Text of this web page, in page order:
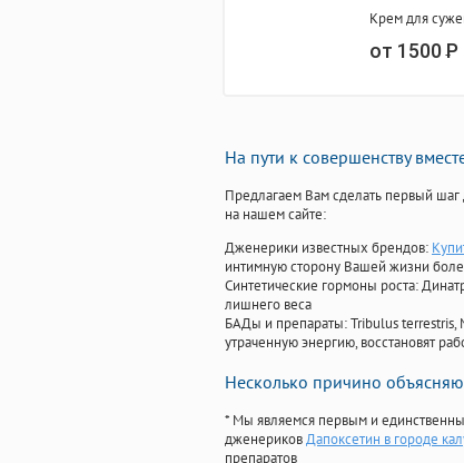
Крем для
от 1500Р
На пути к совершенству
Предлагаем Вам сделать первый
на нашем сайте:
Дженерики известных брендов:
интимную сторону Вашей жизни
Синтетические гормоны роста:
лишнего веса
БАДы и препараты:Tribulus terrestris,
утраченную энергию, восстановят
Несколько причино
* Мы являемся первым и
дженериковДапоксетин в городе
препаратов